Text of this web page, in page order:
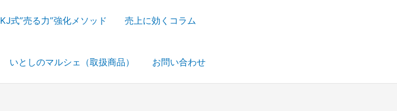
KJ式”売る力”強化メソッド 売上に効くコラム
いとしのマルシェ（取扱商品） お問い合わせ